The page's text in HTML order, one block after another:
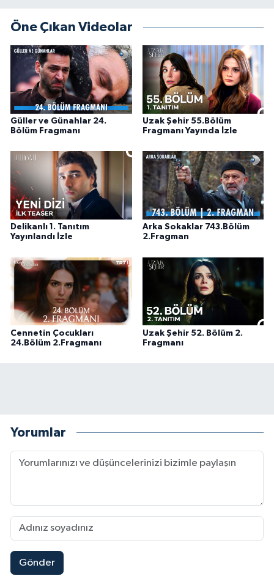
Öne Çıkan Videolar
Güller ve Günahlar 24.
Bölüm Fragmanı
Uzak Şehir 55.Bölüm
Fragmanı Yayında İzle
Delikanlı 1. Tanıtım
Yayınlandı İzle
Arka Sokaklar 743.Bölüm
2.Fragman
Cennetin Çocukları
24.Bölüm 2.Fragmanı
Uzak Şehir 52. Bölüm 2.
Fragmanı
Yorumlar
Gönder